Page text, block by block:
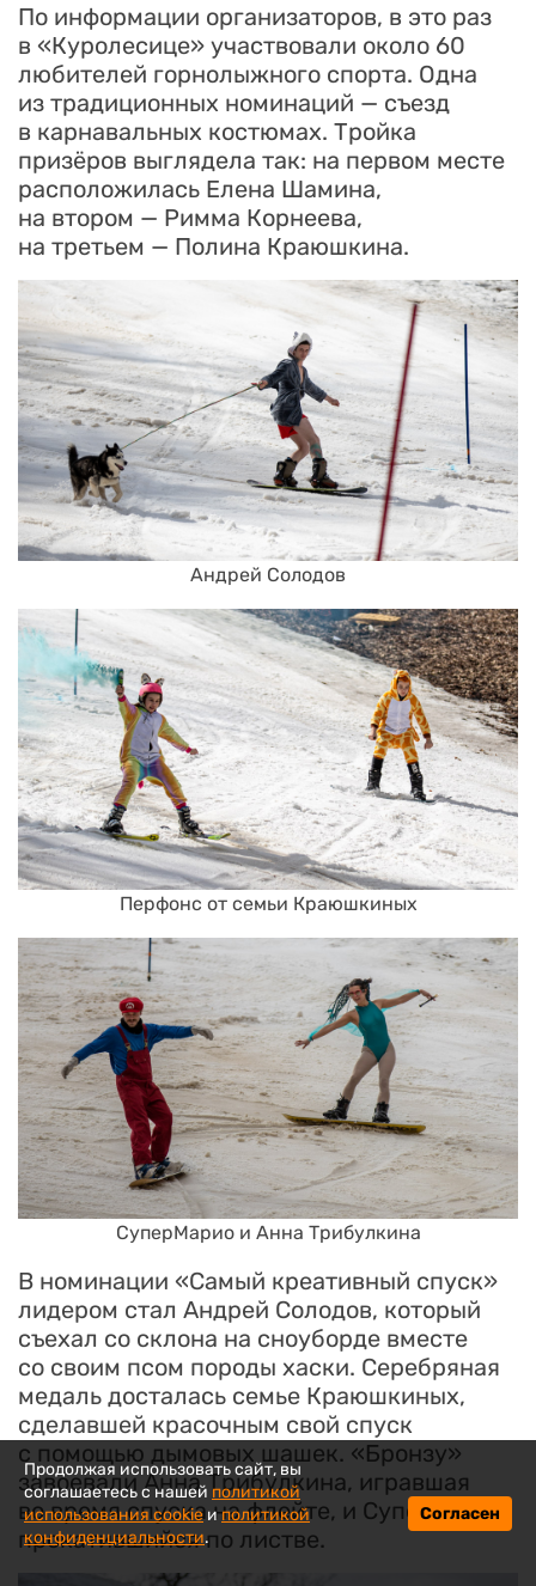
По информации организаторов, в это раз
в «Куролесице» участвовали около 60
любителей горнолыжного спорта. Одна
из традиционных номинаций — съезд
в карнавальных костюмах. Тройка
призёров выглядела так: на первом месте
расположилась Елена Шамина,
на втором — Римма Корнеева,
на третьем — Полина Краюшкина.
Андрей Солодов
Перфонс от семьи Краюшкиных
СуперМарио и Анна Трибулкина
В номинации «Самый креативный спуск»
лидером стал Андрей Солодов, который
съехал со склона на сноуборде вместе
со своим псом породы хаски. Серебряная
медаль досталась семье Краюшкиных,
сделавшей красочным свой спуск
с помощью дымовых шашек. «Бронзу»
завоевали Анна Трибулкина, игравшая
во время спуска на флейте, и СуперМарио,
прокатившийся по листве.
Продолжая использовать сайт, вы
соглашаетесь с нашей политикой
использования cookieиполитикой
конфиденциальности.
Согласен